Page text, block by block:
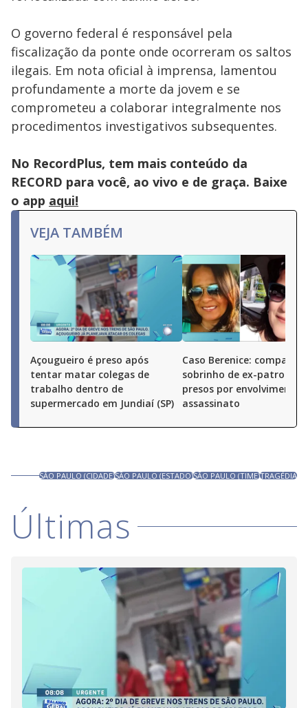
O governo federal é responsável pela
fiscalização da ponte onde ocorreram os saltos
ilegais. Em nota oficial à imprensa, lamentou
profundamente a morte da jovem e se
comprometeu a colaborar integralmente nos
procedimentos investigativos subsequentes.
No RecordPlus, tem mais conteúdo da
RECORD para você, ao vivo e de graça. Baixe
o app aqui!
VEJA TAMBÉM
Açougueiro é preso após
tentar matar colegas de
trabalho dentro de
supermercado em Jundiaí (SP)
Caso Berenice:
sobrinho de ex-patroa
presos por envolvimento
assassinato
SÃO PAULO (CIDADE)SÃO PAULO (ESTADO)SÃO PAULO (TIME)TRAGÉDIA
Últimas